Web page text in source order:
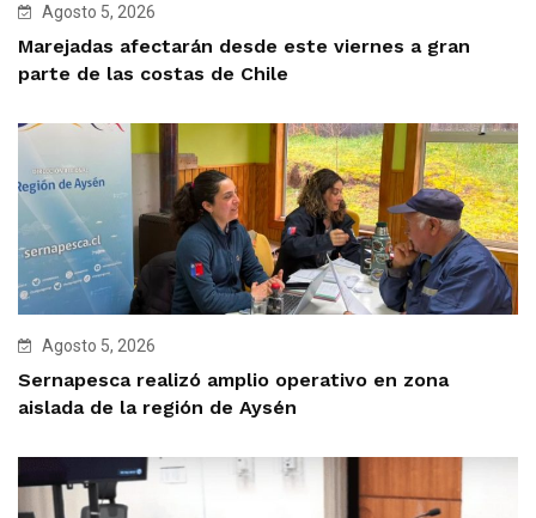
Agosto 5, 2026
Marejadas afectarán desde este viernes a gran
parte de las costas de Chile
Agosto 5, 2026
Sernapesca realizó amplio operativo en zona
aislada de la región de Aysén